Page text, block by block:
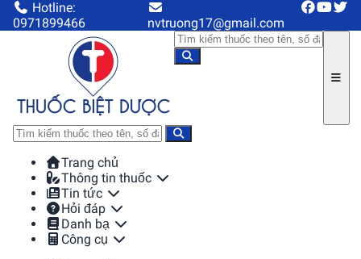
Hotline:
0971899466
nvtruong17@gmail.com
Trang chủ
Thông tin thuốc
Tin tức
Hỏi đáp
Danh bạ
Công cụ